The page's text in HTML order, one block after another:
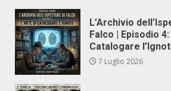
L’Archivio
Falco | Episodio 4:
Catalogare
7 Luglio 2026